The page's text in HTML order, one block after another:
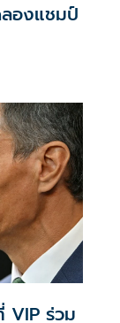
องแชมป์
VIP ร่วม